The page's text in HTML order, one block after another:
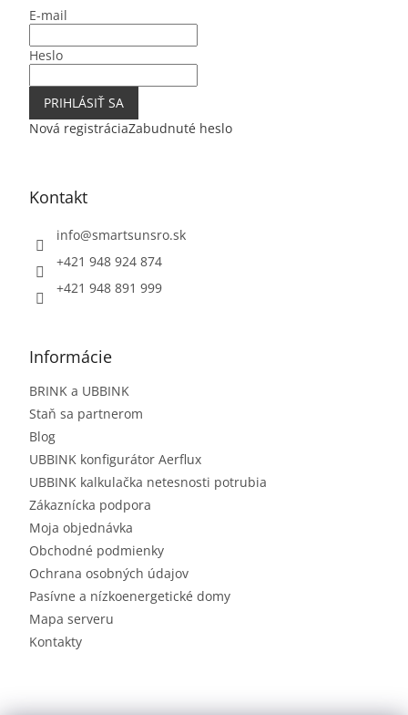
E-mail
Heslo
PRIHLÁSIŤ SA
Nová registráciaZabudnuté heslo
Kontakt
info@smartsunsro.sk
+421 948 924 874
+421 948 891 999
Informácie
BRINK a UBBINK
Staň sa partnerom
Blog
UBBINK konfigurátor Aerflux
UBBINK kalkulačka netesnosti potrubia
Zákaznícka podpora
Moja objednávka
Obchodné podmienky
Ochrana osobných údajov
Pasívne a nízkoenergetické domy
Mapa serveru
Kontakty